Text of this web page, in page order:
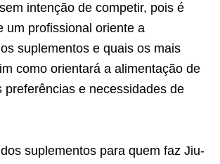
intenção de competir, pois é
um profissional oriente a
suplementos e quais os mais
como orientará a alimentação de
preferências e necessidades de
suplementos para quem faz Jiu-